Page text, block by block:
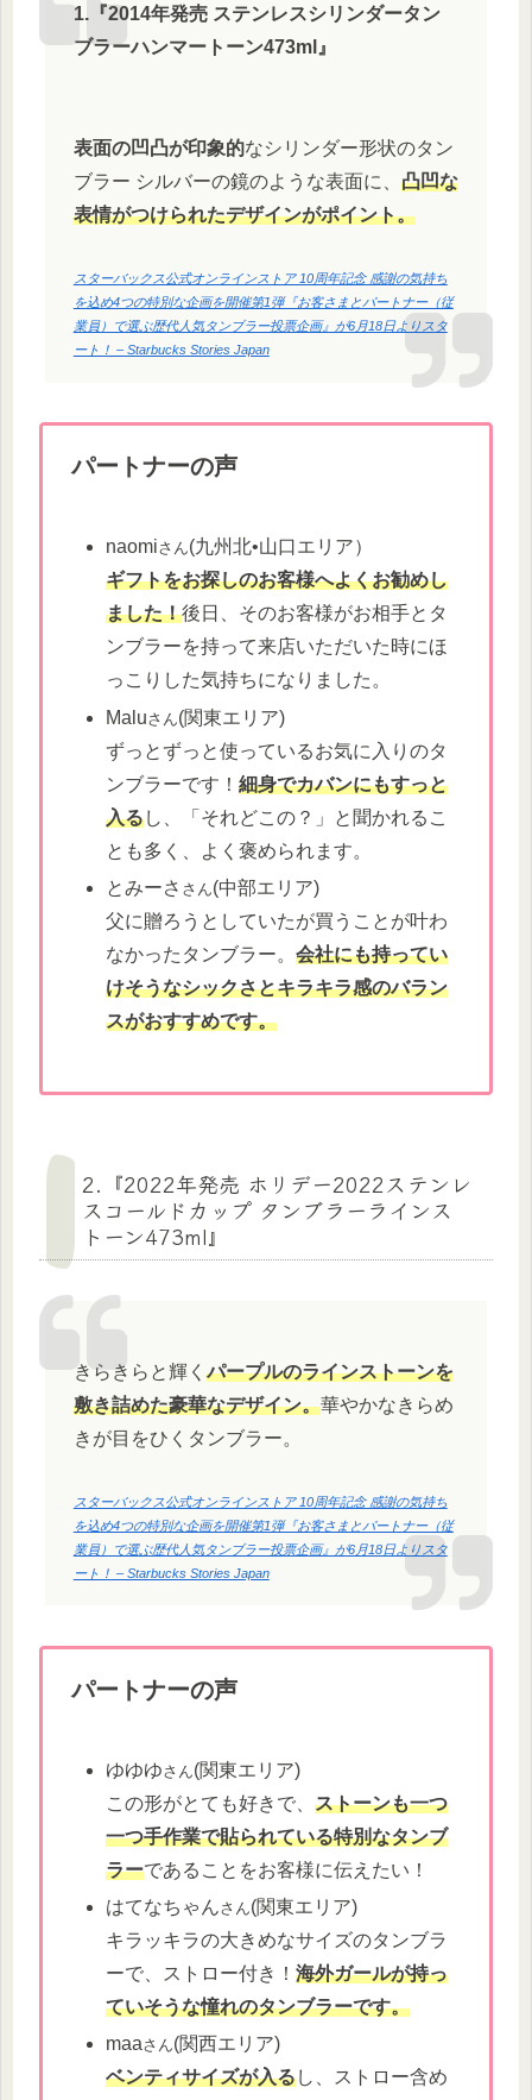
1.『2014年発売 ステンレスシリンダータン
ブラーハンマートーン473ml』
表面の凹凸が印象的なシリンダー形状のタン
ブラー シルバーの鏡のような表面に、 凸凹な
表情がつけられたデザインがポイント。
スターバックス公式オンラインストア 10周年記念 感謝の気持ち
を込め4つの特別な企画を開催第1弾『お客さまとパートナー（従
業員）で選ぶ歴代人気タンブラー投票企画』が6月18日よりスタ
ート！ – Starbucks Stories Japan
パートナーの声
naomiさん(九州北•山口エリア）
ギフトをお探しのお客様へよくお勧めし
ました！後⽇、そのお客様がお相⼿とタ
ンブラーを持って来店いただいた時にほ
っこりした気持ちになりました。
Maluさん(関東エリア)
ずっとずっと使っているお気に入りのタ
ンブラーです！細身でカバンにもすっと
入るし、「それどこの？」と聞かれるこ
とも多く、よく褒められます。
とみーさ さん(中部エリア)
父に贈ろうとしていたが買うことが叶わ
なかったタンブラー。会社にも持ってい
けそうなシックさとキラキラ感のバラン
スがおすすめです。
2.『2022年発売 ホリデー2022ステンレ
スコールドカップ タンブラーラインス
トーン473ml』
きらきらと輝く パープルのラインストーンを
敷き詰めた豪華なデザイン。華やかなきらめ
きが目をひくタンブラー。
スターバックス公式オンラインストア 10周年記念 感謝の気持ち
を込め4つの特別な企画を開催第1弾『お客さまとパートナー（従
業員）で選ぶ歴代人気タンブラー投票企画』が6月18日よりスタ
ート！ – Starbucks Stories Japan
パートナーの声
ゆゆゆさん(関東エリア)
この形がとても好きで、ストーンも一つ
一つ手作業で貼られている特別なタンブ
ラーであることをお客様に伝えたい！
はてなちゃんさん(関東エリア)
キラッキラの大きめなサイズのタンブラ
ーで、ストロー付き！海外ガールが持っ
ていそうな憧れのタンブラーです。
maaさん(関西エリア)
ベンティサイズが入るし、ストロー含め